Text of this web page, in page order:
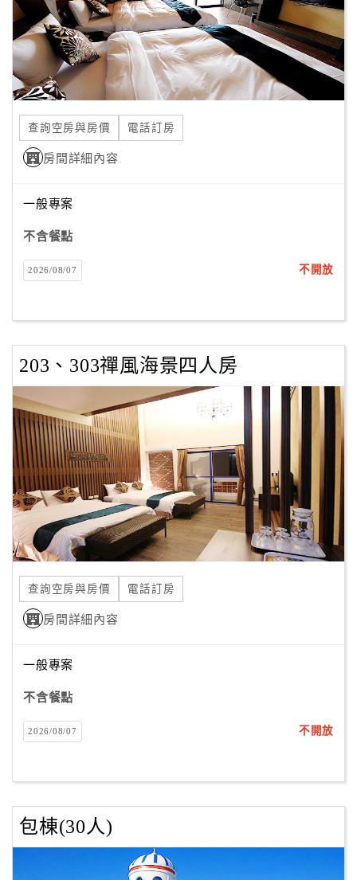
查詢空房與房價 電話訂房
房間詳細內容
一般專案
不含餐點
2026/08/07 不開放
203、303禪風海景四人房
查詢空房與房價 電話訂房
房間詳細內容
一般專案
不含餐點
2026/08/07 不開放
包棟(30人)